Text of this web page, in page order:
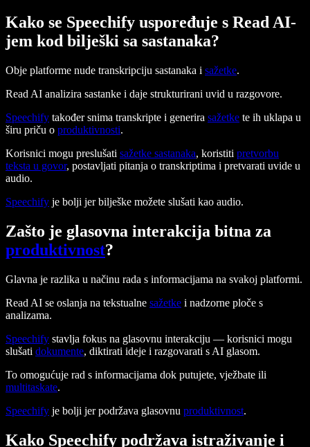
Kako se Speechify uspoređuje s Read AI-
jem kod bilješki sa sastanaka?
Obje platforme nude transkripciju sastanaka i sažetke.
Read AI analizira sastanke i daje strukturirani uvid u razgovore.
Speechify također snima transkripte i generira sažetke te ih uklapa u
širu priču o produktivnosti.
Korisnici mogu preslušati sažetke sastanaka, koristiti pretvorbu
teksta u govor, postavljati pitanja o transkriptima i pretvarati uvide u
audio.
Speechify je bolji jer bilješke možete slušati kao audio.
Zašto je glasovna interakcija bitna za
produktivnost?
Glavna je razlika u načinu rada s informacijama na svakoj platformi.
Read AI se oslanja na tekstualne sažetke i nadzorne ploče s
analizama.
Speechify stavlja fokus na glasovnu interakciju — korisnici mogu
slušati dokumente, diktirati ideje i razgovarati s AI glasom.
To omogućuje rad s informacijama dok putujete, vježbate ili
multitaskate.
Speechify je bolji jer podržava glasovnu produktivnost.
Kako Speechify podržava istraživanje i